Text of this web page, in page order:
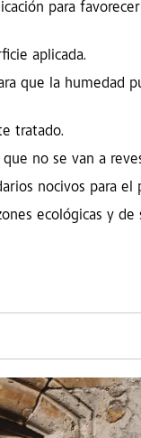
para
aplicada.
que la humedad
tratado.
no se van a
nocivos para
ecológicas y de